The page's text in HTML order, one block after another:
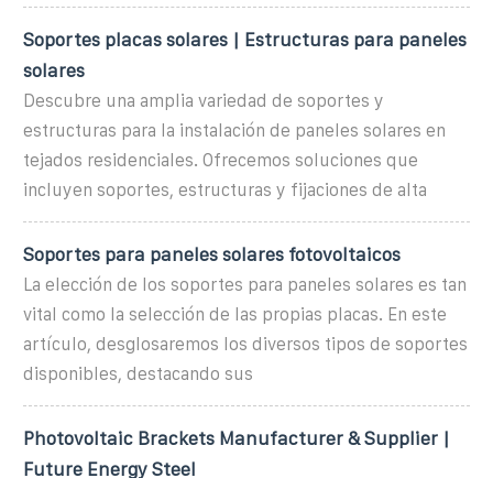
Soportes placas solares | Estructuras para paneles
solares
Descubre una amplia variedad de soportes y
estructuras para la instalación de paneles solares en
tejados residenciales. Ofrecemos soluciones que
incluyen soportes, estructuras y fijaciones de alta
Soportes para paneles solares fotovoltaicos
La elección de los soportes para paneles solares es tan
vital como la selección de las propias placas. En este
artículo, desglosaremos los diversos tipos de soportes
disponibles, destacando sus
Photovoltaic Brackets Manufacturer & Supplier |
Future Energy Steel